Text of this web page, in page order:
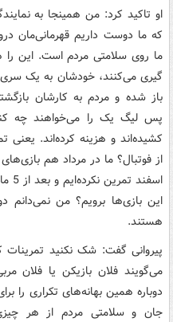
او تاکید کرد: من همینجا به
که ما دوست داریم قهرمانی‌مان
ما روی سلامتی مردم است. این
گیری می‌کنند، خودشان به یک سری
باز شده و مردم به کارشان
پس لیگ یک را می‌خواهند چه
کشیده‌اند و هزینه کرده‌اند. یعنی
از فوتبال؟ ما در مرداد هم
این بازی‌ها برویم؟ من
هستند.
پیروانی گفت: شک نکنید
می‌گویند فلان بازیکن یا فلان
دوباره همین بهانه‌های تکراری را
جان و سلامتی مردم از هر